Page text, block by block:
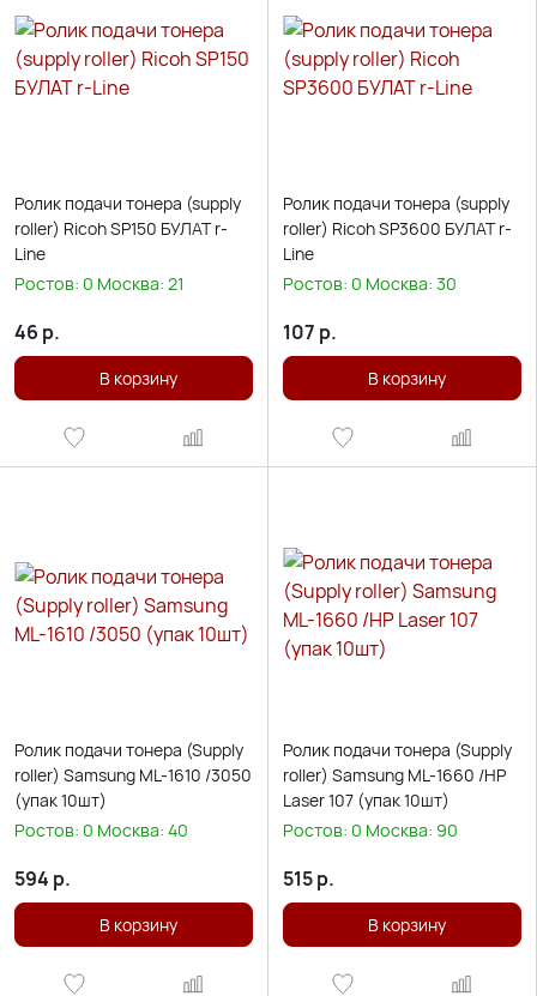
Ролик подачи тонера (supply
roller) Ricoh SP150 БУЛАТ r-
Line
Ростов: 0 Москва: 21
46 р.
В корзину
Ролик подачи тонера (supply
roller) Ricoh SP3600 БУЛАТ r-
Line
Ростов: 0 Москва: 30
107 р.
В корзину
Ролик подачи тонера (Supply
roller) Samsung ML-1610 /3050
(упак 10шт)
Ростов: 0 Москва: 40
594 р.
В корзину
Ролик подачи тонера (Supply
roller) Samsung ML-1660 /HP
Laser 107 (упак 10шт)
Ростов: 0 Москва: 90
515р.
В корзину